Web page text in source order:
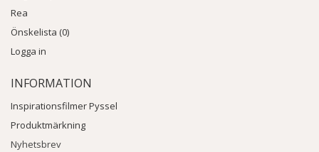
Rea
Önskelista (0)
Logga in
INFORMATION
Inspirationsfilmer Pyssel
Produktmärkning
Nyhetsbrev